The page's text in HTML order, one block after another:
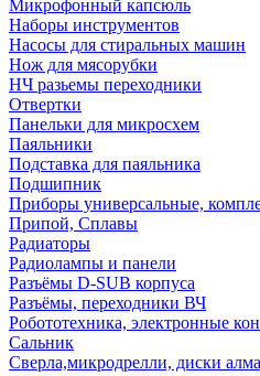
Микрофонный капсюль
Наборы инструментов
Насосы для стиральных машин
Нож для мясорубки
НЧ разьемы переходники
Отвертки
Панельки для микросхем
Паяльники
Подставка для паяльника
Подшипник
Приборы универсальные,
Припой, Сплавы
Радиаторы
Радиолампы и панели
Разъёмы D-SUB корпуса
Разъёмы, переходники ВЧ
Робототехника, электронные
Сальник
Сверла,микродрелли, диски